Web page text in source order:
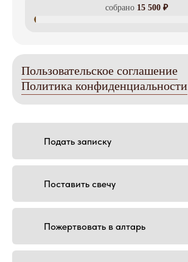
собрано 15 500 ₽
Пользовательское соглашение
Политика конфиденциальности
Подать записку
Поставить свечу
Пожертвовать в алтарь